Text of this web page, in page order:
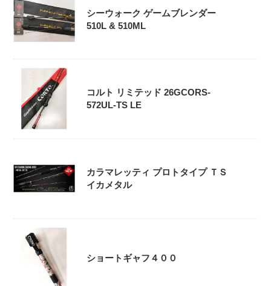
シーウォーク ゲームブレンダー
510L & 510ML
コルト リミテッド 26GCORS-
572UL-TS LE
カラマレッティ プロトタイプ ＴＳ
イカメタル
ショートギャフ４００